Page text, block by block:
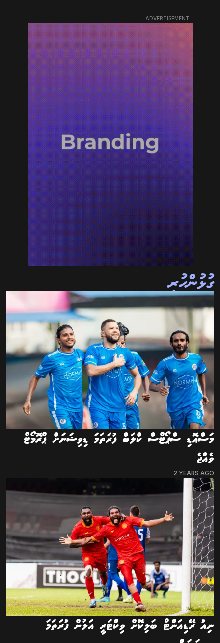
ADVERTISEMENT
ގުޅުންހުރި
މަސްއޮޑި ސްޕޯޓްސް ކްލަބް ފުރަތަމަ ޑިވިޝަނަށް ޕްރޮމޯޓް
ވެއްޖެ
2 YEARS AGO
ނިއު ރޭޑިއަންޓް ބަލިކޮށް ވިކްޓަރީ އަލުން ފުރަތަމަ